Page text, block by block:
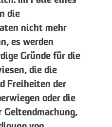
die
nicht mehr
es werden
Gründe für die
die die
Freiheiten der
oder die